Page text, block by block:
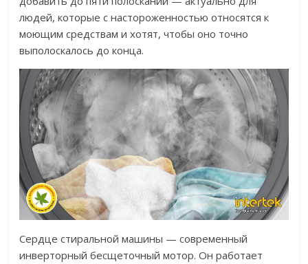
людей, которые с настороженностью относятся к
моющим средствам и хотят, чтобы оно точно
выполоскалось до конца.
Сердце стиральной машины — современный
инверторный бесщеточный мотор. Он работает